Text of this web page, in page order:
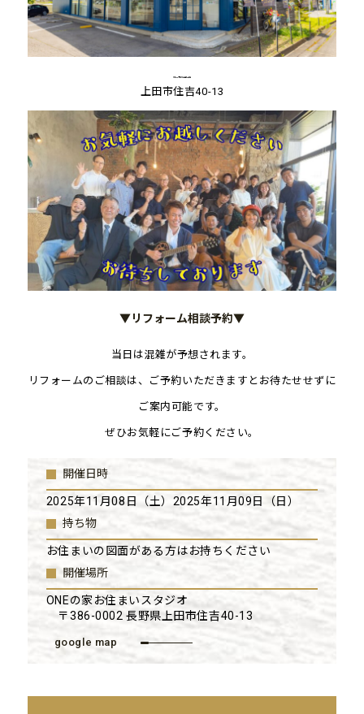
▼カーナビでお越しの方
上田市住吉40-13
▼リフォーム相談予約▼
当日は混雑が予想されます。
リフォームのご相談は、ご予約いただきますとお待たせせずに
ご案内可能です。
ぜひお気軽にご予約ください。
開催日時
2025年11月08日（土）2025年11月09日（日）
持ち物
お住まいの図面がある方はお持ちください
開催場所
ONEの家お住まいスタジオ
〒386-0002 長野県上田市住吉40-13
google map